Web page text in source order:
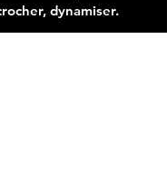
dynamiser.